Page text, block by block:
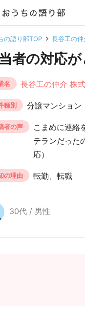
の語り部TOP 長谷工の
者の対応
名 長谷工の仲介 株
種別 分譲マンション
者の声
こまめに連絡
テランだった
応）
の理由 転勤、転職
30代 / 男性